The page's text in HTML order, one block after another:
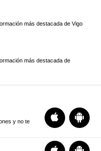
más destacada de Vigo
más destacada de
y no te